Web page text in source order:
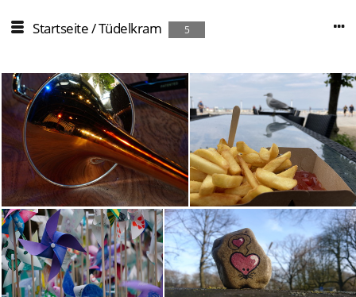
Startseite/Tüdelkram 5